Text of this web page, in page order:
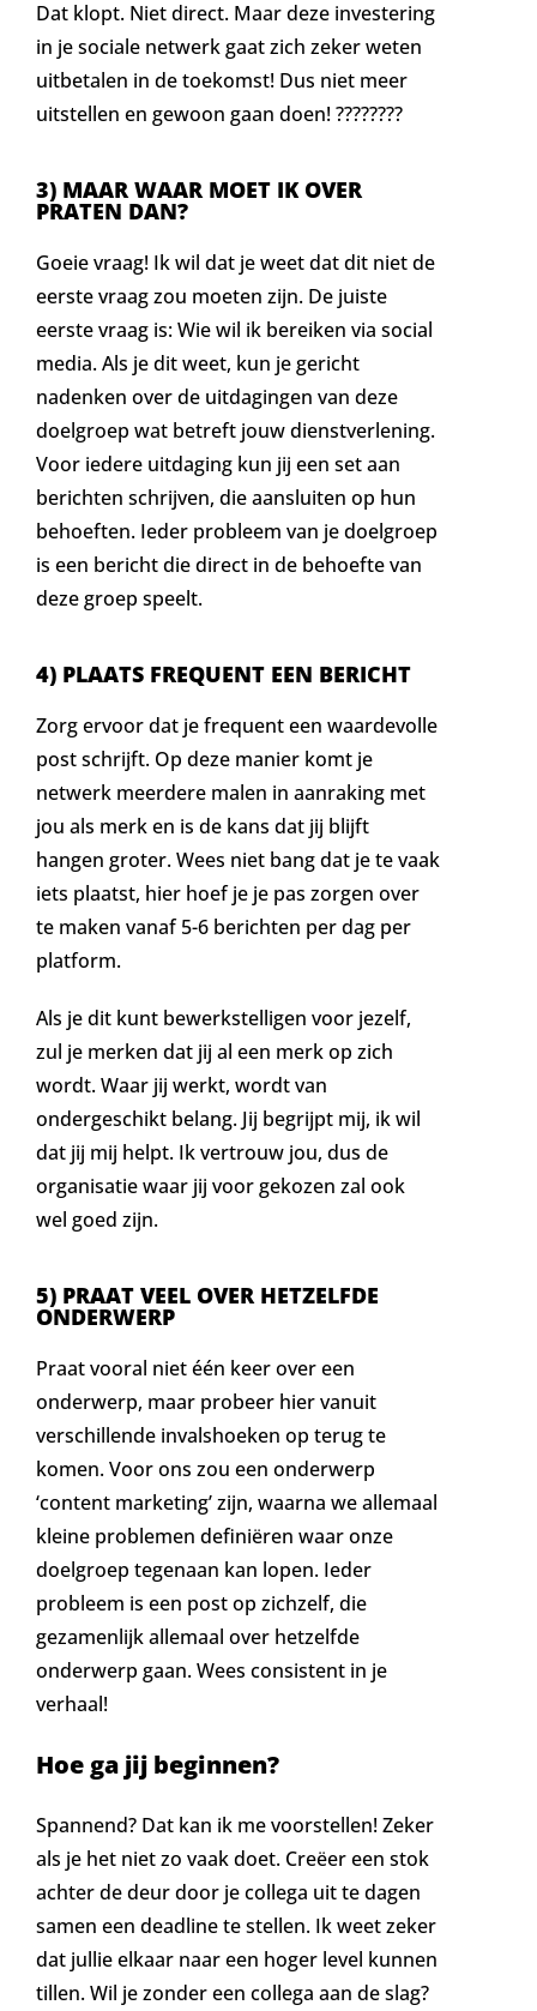
Dat klopt. Niet direct. Maar deze investering
in je sociale netwerk gaat zich zeker weten
uitbetalen in de toekomst! Dus niet meer
uitstellen en gewoon gaan doen! ????????
3) MAAR WAAR MOET IK OVER
PRATEN DAN?
Goeie vraag! Ik wil dat je weet dat dit niet de
eerste vraag zou moeten zijn. De juiste
eerste vraag is: Wie wil ik bereiken via social
media. Als je dit weet, kun je gericht
nadenken over de uitdagingen van deze
doelgroep wat betreft jouw dienstverlening.
Voor iedere uitdaging kun jij een set aan
berichten schrijven, die aansluiten op hun
behoeften. Ieder probleem van je doelgroep
is een bericht die direct in de behoefte van
deze groep speelt.
4) PLAATS FREQUENT EEN BERICHT
Zorg ervoor dat je frequent een waardevolle
post schrijft. Op deze manier komt je
netwerk meerdere malen in aanraking met
jou als merk en is de kans dat jij blijft
hangen groter. Wees niet bang dat je te vaak
iets plaatst, hier hoef je je pas zorgen over
te maken vanaf 5-6 berichten per dag per
platform.
Als je dit kunt bewerkstelligen voor jezelf,
zul je merken dat jij al een merk op zich
wordt. Waar jij werkt, wordt van
ondergeschikt belang. Jij begrijpt mij, ik wil
dat jij mij helpt. Ik vertrouw jou, dus de
organisatie waar jij voor gekozen zal ook
wel goed zijn.
5) PRAAT VEEL OVER HETZELFDE
ONDERWERP
Praat vooral niet één keer over een
onderwerp, maar probeer hier vanuit
verschillende invalshoeken op terug te
komen. Voor ons zou een onderwerp
‘content marketing’ zijn, waarna we allemaal
kleine problemen definiëren waar onze
doelgroep tegenaan kan lopen. Ieder
probleem is een post op zichzelf, die
gezamenlijk allemaal over hetzelfde
onderwerp gaan. Wees consistent in je
verhaal!
Hoe ga jij beginnen?
Spannend? Dat kan ik me voorstellen! Zeker
als je het niet zo vaak doet. Creëer een stok
achter de deur door je collega uit te dagen
samen een deadline te stellen. Ik weet zeker
dat jullie elkaar naar een hoger level kunnen
tillen. Wil je zonder een collega aan de slag?